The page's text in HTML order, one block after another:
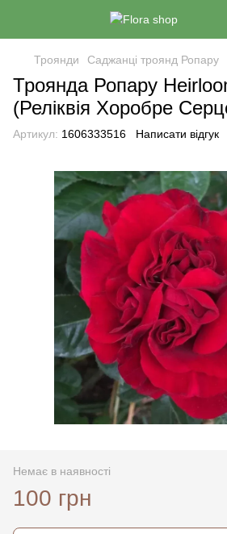
Троянди Саджанці троянд Ропару
Троянда Ропару
(Реліквія Хоробре
Артикул: 1606333516 Написати відгук
Немає в наявності
100 грн